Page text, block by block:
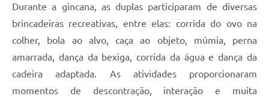
Durante a gincana, as duplas participaram de diversas
brincadeiras recreativas, entre elas: corrida do ovo na
colher, bola ao alvo, caça ao objeto, múmia, perna
amarrada, dança da bexiga, corrida da água e dança da
cadeira adaptada. As atividades proporcionaram
momentos de descontração, interação e muita